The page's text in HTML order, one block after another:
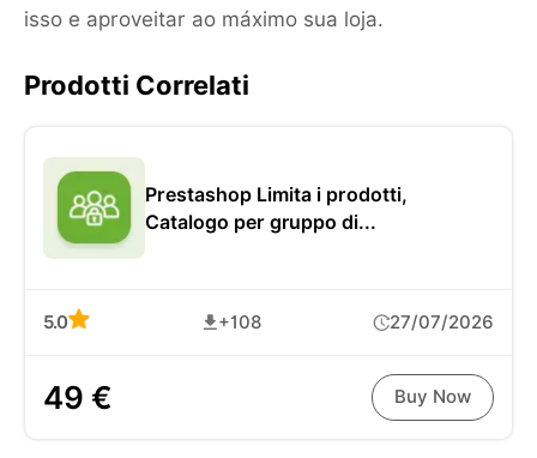
isso e aproveitar ao máximo sua loja.
Prodotti Correlati
Prestashop Limita i prodotti,
Catalogo per gruppo di...
5.0 +108 27/07/2026
49 € Buy Now